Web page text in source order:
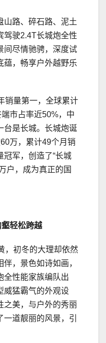
山路、碎石路、泥土
驾驶2.4T长城炮全性
间尽情驰骋，深度试
蕴，畅享户外越野乐
销量第一，全球累计
市占率近50%，中
台是长城。长城炮诞
万，累计49个月销
冠军，创造了“长城
户，成为真正的国
轻松跨越
，初冬的大理却依然
，景色如诗如画，
全性能家族编队出
威猛霸气的外观设
之美，与户外的秀丽
道靓丽的风景，引